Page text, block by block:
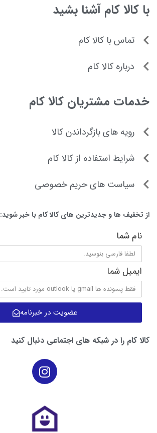
با کالا کام آشنا بشید
تماس با کالا کام
درباره کالا کام
خدمات مشتریان کالا کام
رویه های بازگرداندن کالا
شرایط استفاده از کالا کام
سیاست های حریم خصوصی
از تخفیف ها و جدیدترین های کالا کام با خبر شوید:
نام شما
ایمیل شما
عضویت در خبرنامه
کالا کام را در شبکه های اجتماعی دنبال کنید